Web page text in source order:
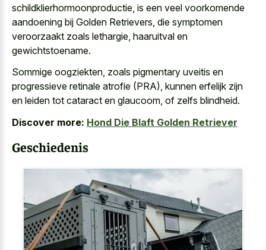
schildklierhormoonproductie, is een veel voorkomende
aandoening bij Golden Retrievers, die symptomen
veroorzaakt zoals lethargie, haaruitval en
gewichtstoename.
Sommige oogziekten, zoals pigmentary uveitis en
progressieve retinale atrofie (PRA), kunnen erfelijk zijn
en leiden tot cataract en glaucoom, of zelfs blindheid.
Discover more: Hond Die Blaft Golden Retriever
Geschiedenis